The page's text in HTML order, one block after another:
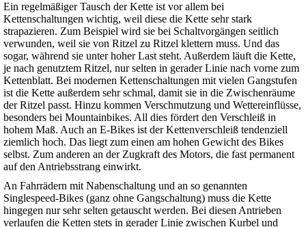
Ein regelmäßiger Tausch der Kette ist vor allem bei
Kettenschaltungen wichtig, weil diese die Kette sehr stark
strapazieren. Zum Beispiel wird sie bei Schaltvorgängen seitlich
verwunden, weil sie von Ritzel zu Ritzel klettern muss. Und das
sogar, während sie unter hoher Last steht. Außerdem läuft die Kette,
je nach genutztem Ritzel, nur selten in gerader Linie nach vorne zum
Kettenblatt. Bei modernen Kettenschaltungen mit vielen Gangstufen
ist die Kette außerdem sehr schmal, damit sie in die Zwischenräume
der Ritzel passt. Hinzu kommen Verschmutzung und Wettereinflüsse,
besonders bei Mountainbikes. All dies fördert den Verschleiß in
hohem Maß. Auch an E-Bikes ist der Kettenverschleiß tendenziell
ziemlich hoch. Das liegt zum einen am hohen Gewicht des Bikes
selbst. Zum anderen an der Zugkraft des Motors, die fast permanent
auf den Antriebsstrang einwirkt.
An Fahrrädern mit Nabenschaltung und an so genannten
Singlespeed-Bikes (ganz ohne Gangschaltung) muss die Kette
hingegen nur sehr selten getauscht werden. Bei diesen Antrieben
verlaufen die Ketten stets in gerader Linie zwischen Kurbel und